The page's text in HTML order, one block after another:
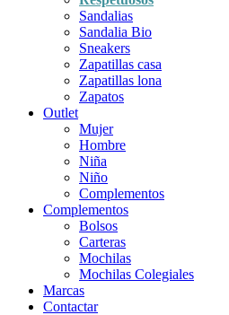
Sandalias
Sandalia Bio
Sneakers
Zapatillas casa
Zapatillas lona
Zapatos
Outlet
Mujer
Hombre
Niña
Niño
Complementos
Complementos
Bolsos
Carteras
Mochilas
Mochilas Colegiales
Marcas
Contactar